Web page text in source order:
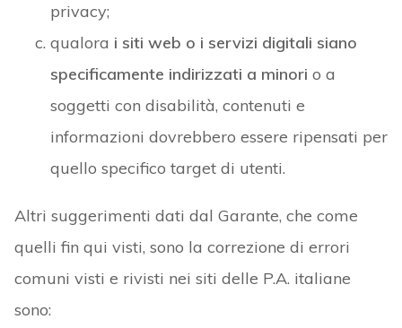
privacy;
qualora i siti web o i servizi digitali siano
specificamente indirizzati a minori o a
soggetti con disabilità, contenuti e
informazioni dovrebbero essere ripensati per
quello specifico target di utenti.
Altri suggerimenti dati dal Garante, che come
quelli fin qui visti, sono la correzione di errori
comuni visti e rivisti nei siti delle P.A. italiane
sono: